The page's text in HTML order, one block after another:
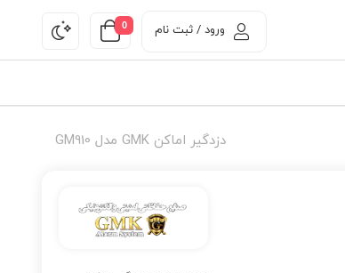
0 ورود / ثبت نام
دزدگیر اماکن GMK مدل GM910